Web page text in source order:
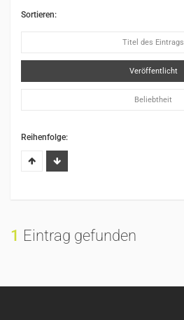
Sortieren:
Titel des Eintrags
Veröffentlicht
Beliebtheit
Reihenfolge:
1 Eintrag gefunden